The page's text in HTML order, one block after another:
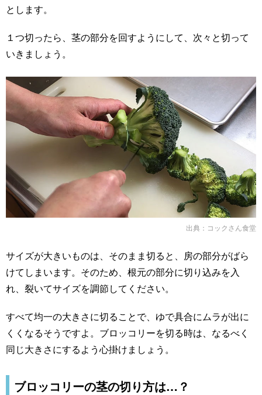
とします。
１つ切ったら、茎の部分を回すようにして、次々と切って
いきましょう。
出典： コックさん食堂
サイズが大きいものは、そのまま切ると、房の部分がばら
けてしまいます。そのため、根元の部分に切り込みを入
れ、裂いてサイズを調節してください。
すべて均一の大きさに切ることで、ゆで具合にムラが出に
くくなるそうですよ。ブロッコリーを切る時は、なるべく
同じ大きさにするよう心掛けましょう。
ブロッコリーの茎の切り方は…？